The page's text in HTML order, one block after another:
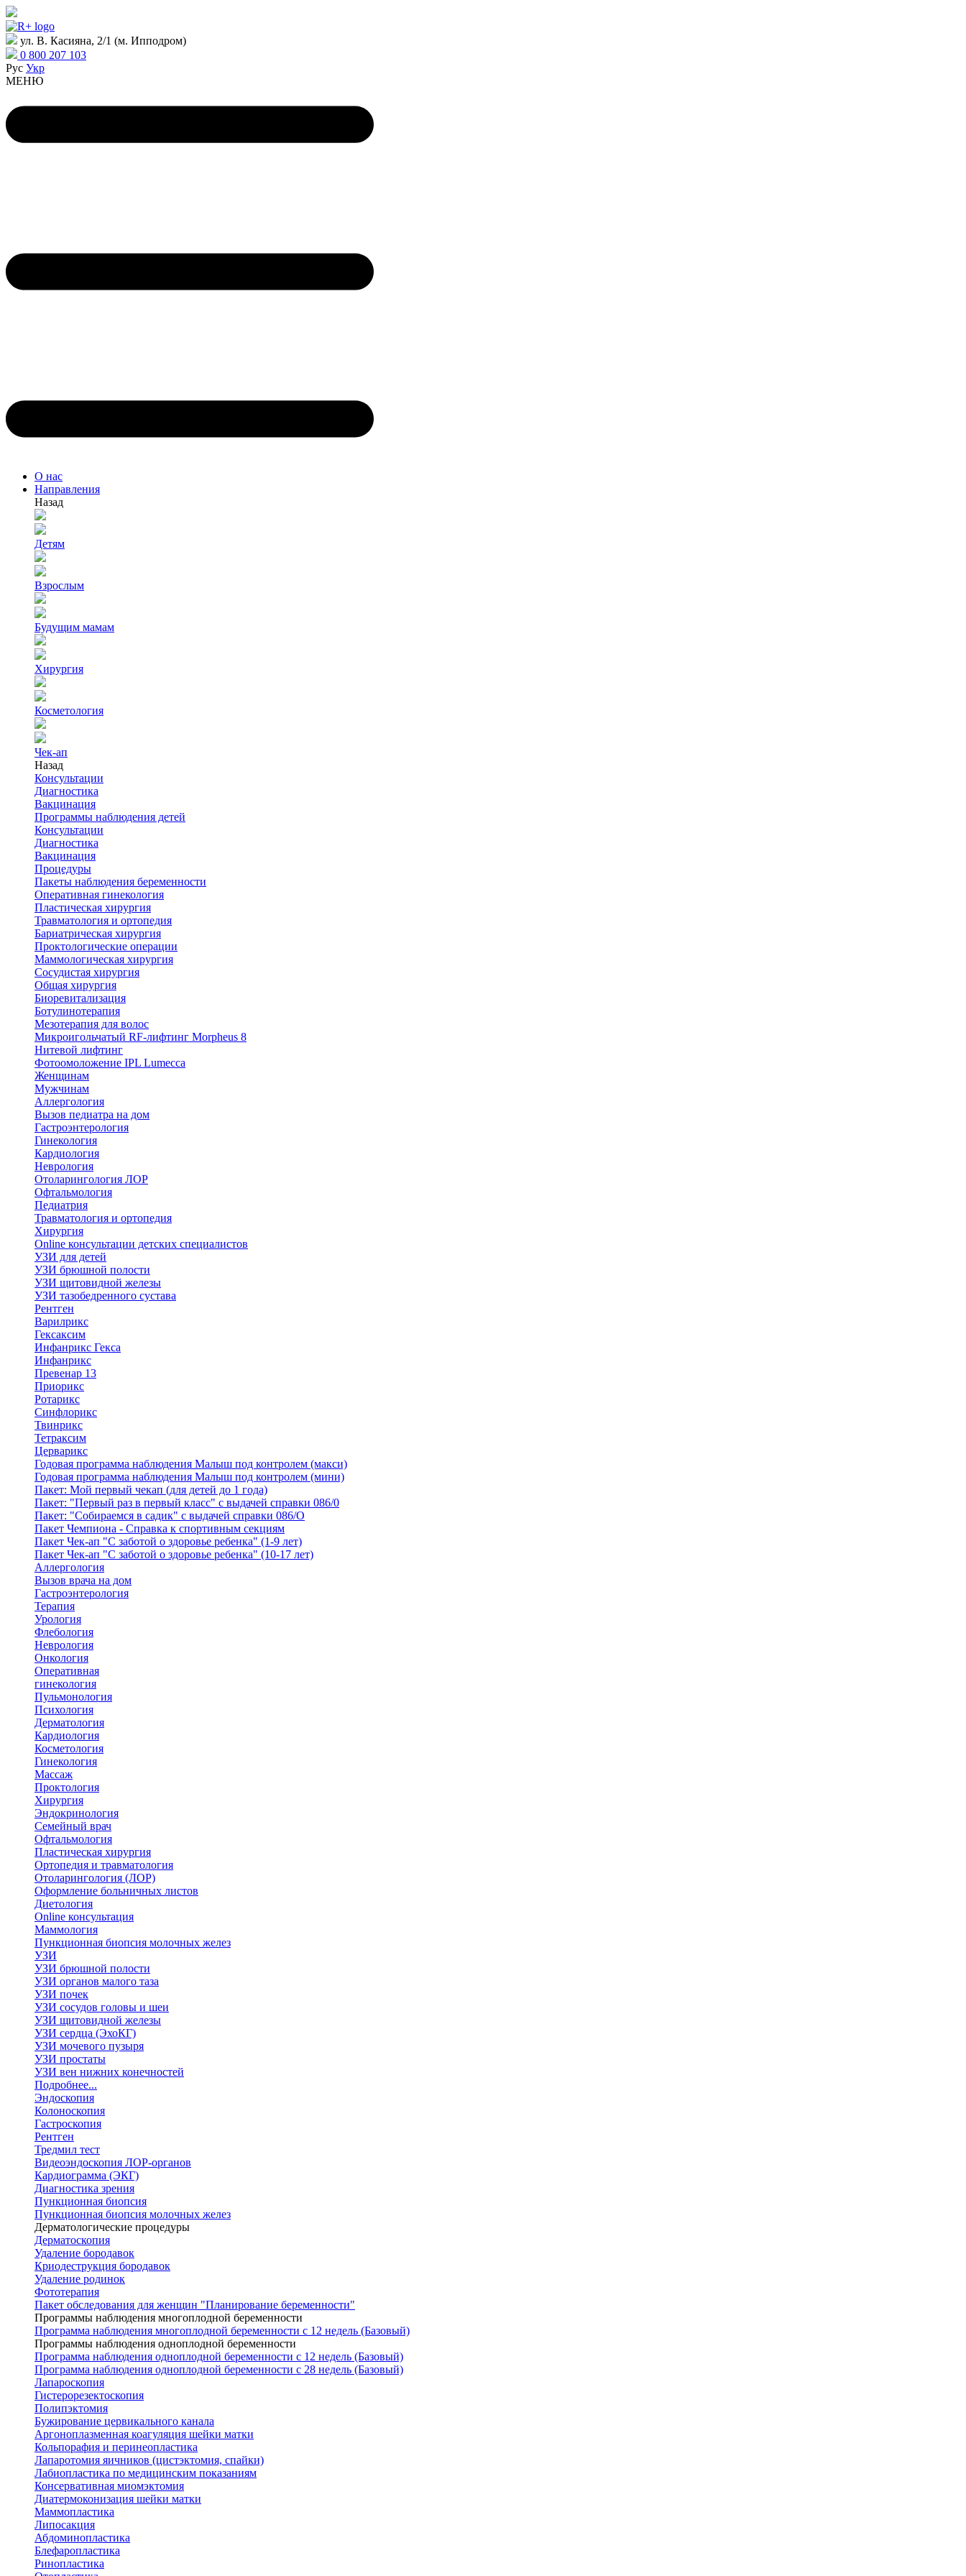
ул. В. Касияна, 2/1 (м. Ипподром)
0 800 207 103
Рус Укр
МЕНЮ
О нас
Направления
Назад
Детям
Взрослым
Будущим мамам
Хирургия
Косметология
Чек-ап
Назад
Консультации
Диагностика
Вакцинация
Программы наблюдения детей
Консультации
Диагностика
Вакцинация
Процедуры
Пакеты наблюдения беременности
Оперативная гинекология
Пластическая хирургия
Травматология и ортопедия
Бариатрическая хирургия
Проктологические операции
Маммологическая хирургия
Сосудистая хирургия
Общая хирургия
Биоревитализация
Ботулинотерапия
Мезотерапия для волос
Микроигольчатый RF-лифтинг Morpheus 8
Нитевой лифтинг
Фотоомоложение IPL Lumecca
Женщинам
Мужчинам
Аллергология
Вызов педиатра на дом
Гастроэнтерология
Гинекология
Кардиология
Неврология
Отоларингология ЛОР
Офтальмология
Педиатрия
Травматология и ортопедия
Хирургия
Online консультации детских специалистов
УЗИ для детей
УЗИ брюшной полости
УЗИ щитовидной железы
УЗИ тазобедренного сустава
Рентген
Варилрикс
Гексаксим
Инфанрикс Гекса
Инфанрикс
Превенар 13
Приорикс
Ротарикс
Синфлорикс
Твинрикс
Тетраксим
Церварикс
Годовая программа наблюдения Малыш под контролем (макси)
Годовая программа наблюдения Малыш под контролем (мини)
Пакет: Мой первый чекап (для детей до 1 года)
Пакет: "Первый раз в первый класс" с выдачей справки 086/0
Пакет: "Собираемся в садик" с выдачей справки 086/О
Пакет Чемпиона - Справка к спортивным секциям
Пакет Чек-ап "С заботой о здоровье ребенка" (1-9 лет)
Пакет Чек-ап "С заботой о здоровье ребенка" (10-17 лет)
Аллергология
Вызов врача на дом
Гастроэнтерология
Терапия
Урология
Флебология
Неврология
Онкология
Оперативная
гинекология
Пульмонология
Психология
Дерматология
Кардиология
Косметология
Гинекология
Массаж
Проктология
Хирургия
Эндокринология
Семейный врач
Офтальмология
Пластическая хирургия
Ортопедия и травматология
Отоларингология (ЛОР)
Оформление больничных листов
Диетология
Online консультация
Маммология
Пункционная биопсия молочных желез
УЗИ
УЗИ брюшной полости
УЗИ органов малого таза
УЗИ почек
УЗИ сосудов головы и шеи
УЗИ щитовидной железы
УЗИ сердца (ЭхоКГ)
УЗИ мочевого пузыря
УЗИ простаты
УЗИ вен нижних конечностей
Подробнее...
Эндоскопия
Колоноскопия
Гастроскопия
Рентген
Тредмил тест
Видеоэндоскопия ЛОР-органов
Кардиограмма (ЭКГ)
Диагностика зрения
Пункционная биопсия
Пункционная биопсия молочных желез
Дерматологические процедуры
Дерматоскопия
Удаление бородавок
Криодеструкция бородавок
Удаление родинок
Фототерапия
Пакет обследования для женщин "Планирование беременности"
Программы наблюдения многоплодной беременности
Программа наблюдения многоплодной беременности с 12 недель (Базовый)
Программы наблюдения одноплодной беременности
Программа наблюдения одноплодной беременности с 12 недель (Базовый)
Программа наблюдения одноплодной беременности с 28 недель (Базовый)
Лапароскопия
Гистерорезектоскопия
Полипэктомия
Бужирование цервикального канала
Аргоноплазменная коагуляция шейки матки
Кольпорафия и перинеопластика
Лапаротомия яичников (цистэктомия, спайки)
Лабиопластика по медицинским показаниям
Консервативная миомэктомия
Диатермоконизация шейки матки
Маммопластика
Липосакция
Абдоминопластика
Блефаропластика
Ринопластика